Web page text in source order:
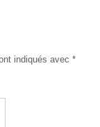
indiqués avec *